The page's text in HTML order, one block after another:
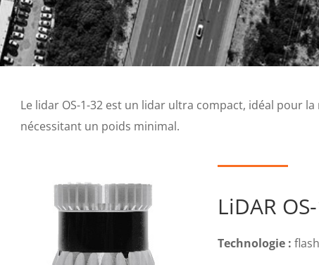
Le lidar OS-1-32 est un lidar ultra compact, idéal pour
nécessitant un poids minimal.
LiDAR
Technologie :